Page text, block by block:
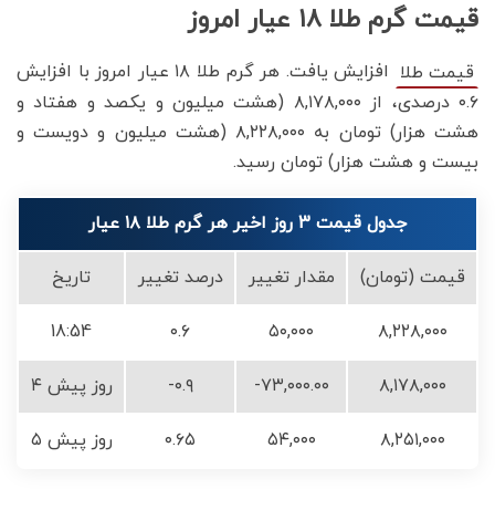
قیمت گرم طلا ۱۸ عیار امروز
قیمت طلا
افزایش یافت. هر گرم طلا ۱۸ عیار امروز با افزایش
۰.۶ درصدی، از ۸,۱۷۸,۰۰۰ (هشت میلیون و یکصد و هفتاد و
هشت هزار) تومان به ۸,۲۲۸,۰۰۰ (هشت میلیون و دویست و
بیست و هشت هزار) تومان رسید.
جدول قیمت 3 روز اخیر هر گرم طلا ۱۸ عیار
قیمت (تومان) مقدار تغییر درصد تغییر تاریخ
۸,۲۲۸,۰۰۰ ۵۰,۰۰۰ ۰.۶ 18:54
۸,۱۷۸,۰۰۰ -۷۳,۰۰۰.۰۰ -۰.۹ ۴ روز پیش
۸,۲۵۱,۰۰۰ ۵۴,۰۰۰ ۰.۶۵ ۵ روز پیش